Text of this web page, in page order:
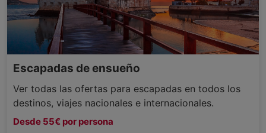
Escapadas de ensueño
Ver todas las ofertas para escapadas en todos los
destinos, viajes nacionales e internacionales.
Desde 55€ por persona